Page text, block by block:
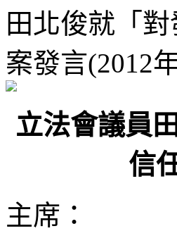
田北俊就「
案發言(2012
立法會議員
信
主席：